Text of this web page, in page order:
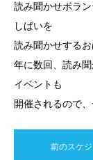
読み聞かせボラ
しばいを
読み聞かせするお
年に数回、読み
イベントも
開催されるので
前のスケ